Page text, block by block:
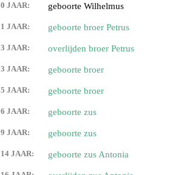
0 JAAR: geboorte Wilhelmus
1 JAAR: geboorte broer Petrus
3 JAAR: overlijden broer Petrus
3 JAAR: geboorte broer
5 JAAR: geboorte broer
6 JAAR: geboorte zus
9 JAAR: geboorte zus
14 JAAR: geboorte zus Antonia